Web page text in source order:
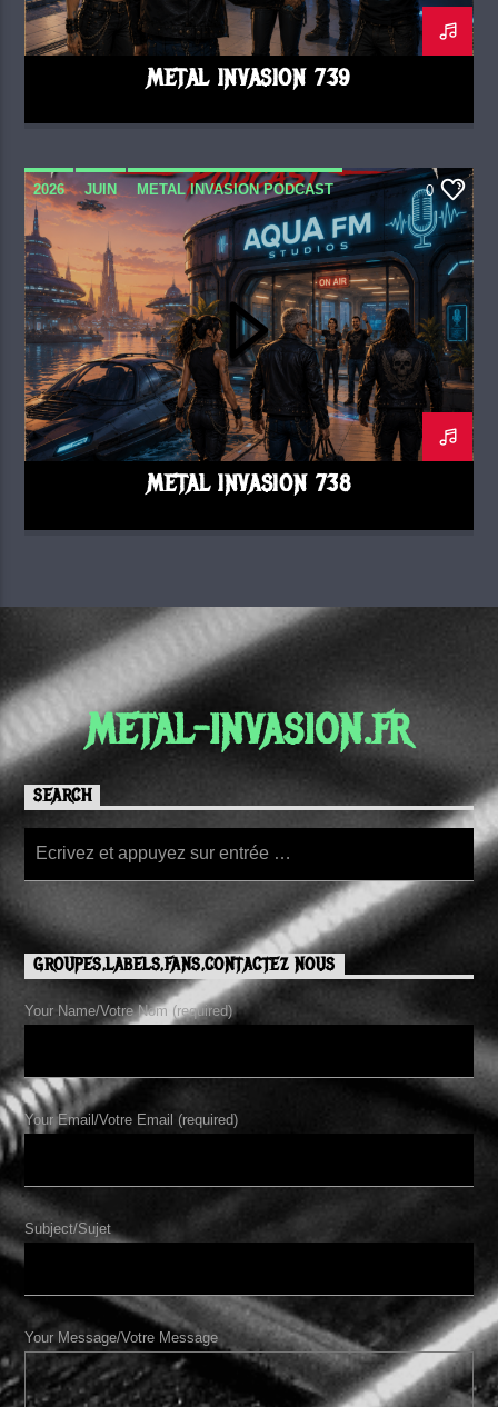
METAL INVASION 739
2026 JUIN METAL INVASION PODCAST 0
METAL INVASION 738
METAL-INVASION.FR
SEARCH
GROUPES,LABELS,FANS,CONTACTEZ NOUS
Your Name/Votre Nom (required)
Your Email/Votre Email (required)
Subject/Sujet
Your Message/Votre Message